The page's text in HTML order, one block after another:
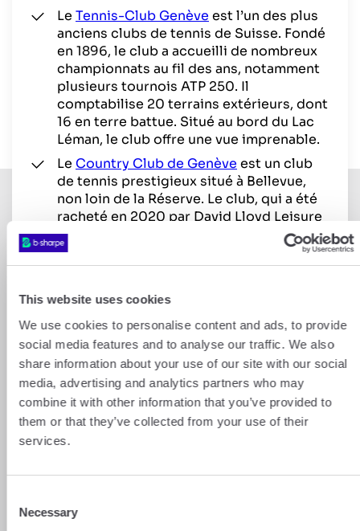
This website uses cookies
We use cookies to personalise content and ads, to provide
social media features and to analyse our traffic. We also
share information about your use of our site with our social
media, advertising and analytics partners who may
combine it with other information that you’ve provided to
them or that they’ve collected from your use of their
services.
Selection
Necessary
Le Tennis-Club Genève est l’un des plus
anciens clubs de tennis de Suisse. Fondé
en 1896, le club a accueilli de nombreux
championnats au fil des ans, notamment
plusieurs tournois ATP 250. Il
comptabilise 20 terrains extérieurs, dont
16 en terre battue. Situé au bord du Lac
Léman, le club offre une vue imprenable.
Le Country Club de Genève est un club
de tennis prestigieux situé à Bellevue,
non loin de la Réserve. Le club, qui a été
racheté en 2020 par David Lloyd Leisure
(DLL), est devenu un véritable complexe
sportif et bien-être avec salle de fitness,
spa et même piscine !
LeTennis Club de Nyon
Nyon, sur les rives du Lac Léman, un
cadre plutôt charmant ! Ce club plus
familial, possède des courts intérieurs et
extérieurs qui vous permettent de
pratiquer en tout temps ! A quelques pas
du lac et de la piscine de Colovray, sa
localisation est idéale pour des après-
Vevey, sur les rives du Lac Léman. Fondé en